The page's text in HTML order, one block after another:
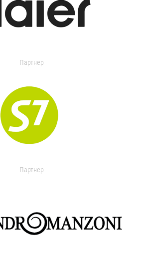
Партнер
Партнер